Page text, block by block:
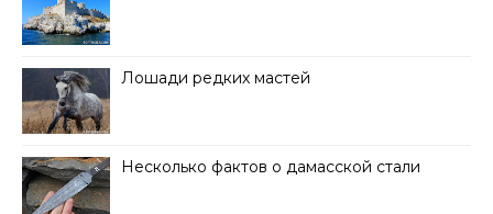
Лошади редких мастей
Несколько фактов о дамасской стали